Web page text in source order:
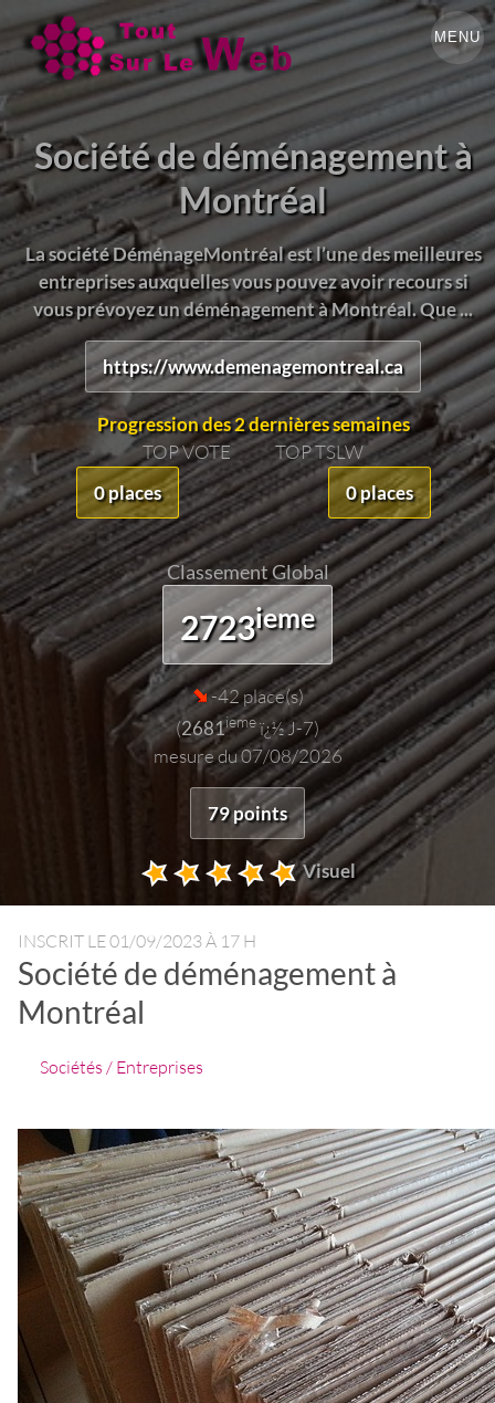
MENU
Société de déménagement à
Montréal
La société DéménageMontréal est l’une des meilleures
entreprises auxquelles vous pouvez avoir recours si
vous prévoyez un déménagement à Montréal. Que ...
https://www.demenagemontreal.ca
Progression des 2 dernières semaines
TOP VOTE
0 places
TOP TSLW
0 places
Classement Global
2723ieme
-42 place(s)
(2681iemeï¿½ J-7)
mesure du 07/08/2026
79 points
Visuel
INSCRIT LE01/09/2023 À 17 H
Société de déménagement à
Montréal
Sociétés / Entreprises